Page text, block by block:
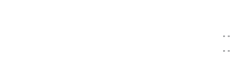
" "
" "